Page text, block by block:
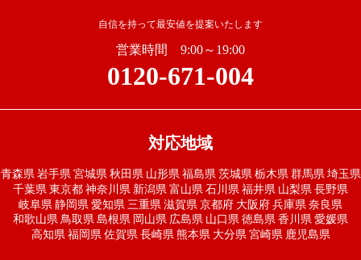
自信を持って最安値を提案いたします
営業時間 9:00～19:00
0120-671-004
対応地域
青森県 岩手県 宮城県 秋田県 山形県 福島県 茨城県 栃木県 群馬県 埼玉県
千葉県 東京都 神奈川県 新潟県 富山県 石川県 福井県 山梨県 長野県
岐阜県 静岡県 愛知県 三重県 滋賀県 京都府 大阪府 兵庫県 奈良県
和歌山県 鳥取県 島根県 岡山県 広島県 山口県 徳島県 香川県 愛媛県
高知県 福岡県 佐賀県 長崎県 熊本県 大分県 宮崎県 鹿児島県